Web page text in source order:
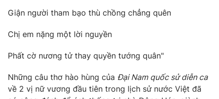
Sao
Giáo dục
Tuyển sinh
Học trực tuyến
Công nghệ
Hitech Công nghệ tương lai
Sản phẩm
Lịch phát sóng
Giận người tham bạo thù chồng chẳng quên
Chị em nặng một lời nguyền
Phất cờ nương tử thay quyền tướng quân"
Những câu thơ hào hùng của Đại Nam quốc sử diễn ca
về 2 vị nữ vương đầu tiên trong lịch sử nước Việt đã